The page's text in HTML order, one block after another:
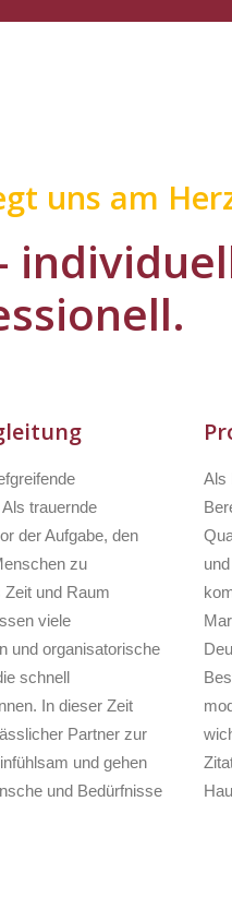
uns am
trauernde
der Aufgabe, den
zu
und Raum
viele
und organisatorische
schnell
In dieser Zeit
Partner zur
und gehen
und Bedürfnisse
Als